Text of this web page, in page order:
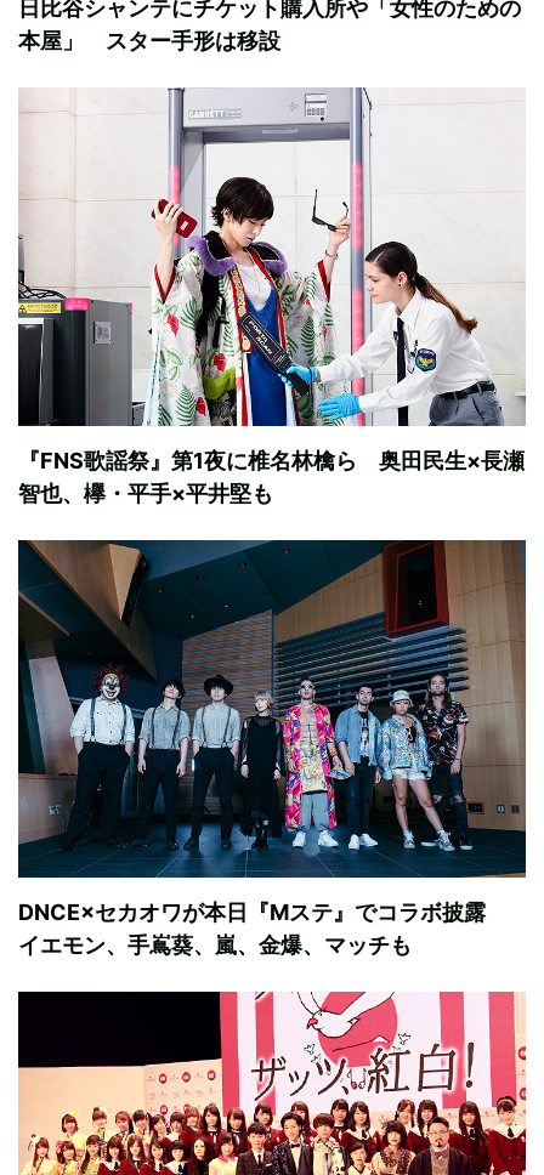
日比谷シャンテにチケット購入所や「女性のための
本屋」 スター手形は移設
『FNS歌謡祭』第1夜に椎名林檎ら 奥田民生×長瀬
智也、欅・平手×平井堅も
DNCE×セカオワが本日『Mステ』でコラボ披露
イエモン、手嶌葵、嵐、金爆、マッチも